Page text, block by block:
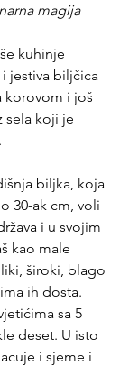
magija
kuhinje
jestiva biljčica
korovom i još
sela koji je
biljka, koja
30-ak cm, voli
i u svojim
kao male
široki, blago
ih dosta.
sa 5
deset. U isto
i sjeme i